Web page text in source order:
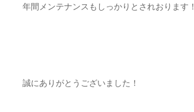
年間メンテナンスもしっかりとされおります！
誠にありがとうございました！